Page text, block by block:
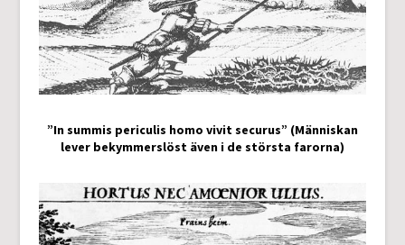
”In summis periculis homo vivit securus” (Människan
lever bekymmerslöst även i de största farorna)